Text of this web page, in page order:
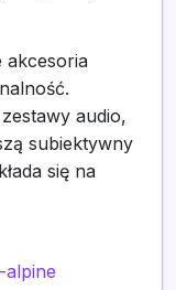
akcesoria
audio,
subiektywny
się na